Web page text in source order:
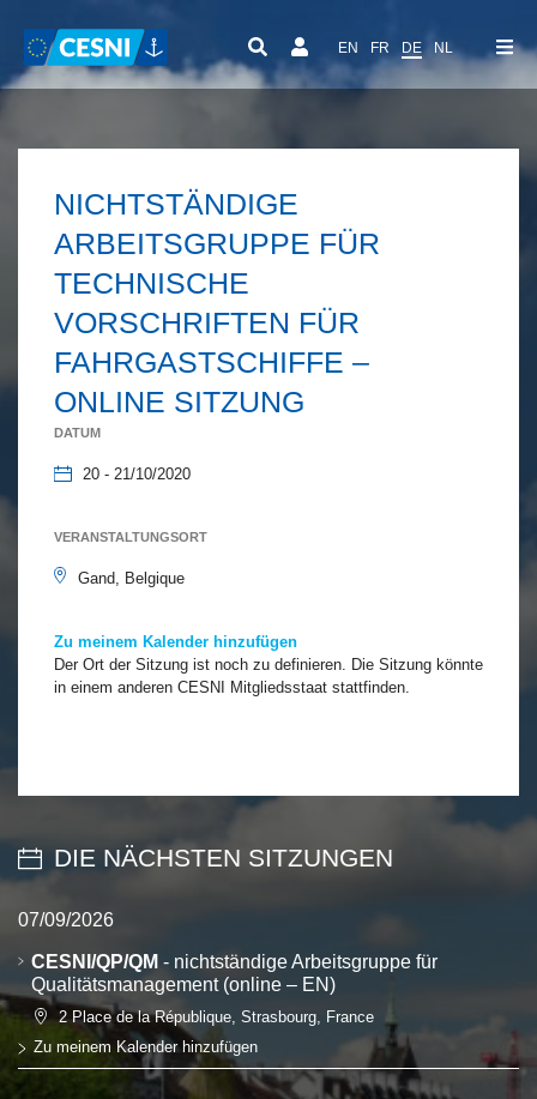
EN FR DE NL
NICHTSTÄNDIGE
ARBEITSGRUPPE FÜR
TECHNISCHE
VORSCHRIFTEN FÜR
FAHRGASTSCHIFFE –
ONLINE SITZUNG
DATUM
20 - 21/10/2020
VERANSTALTUNGSORT
Gand, Belgique
Zu meinem Kalender hinzufügen
Der Ort der Sitzung ist noch zu definieren. Die Sitzung könnte
in einem anderen CESNI Mitgliedsstaat stattfinden.
DIE NÄCHSTEN SITZUNGEN
07/09/2026
CESNI/QP/QM - nichtständige Arbeitsgruppe für
Qualitätsmanagement (online – EN)
2 Place de la République, Strasbourg, France
Zu meinem Kalender hinzufügen